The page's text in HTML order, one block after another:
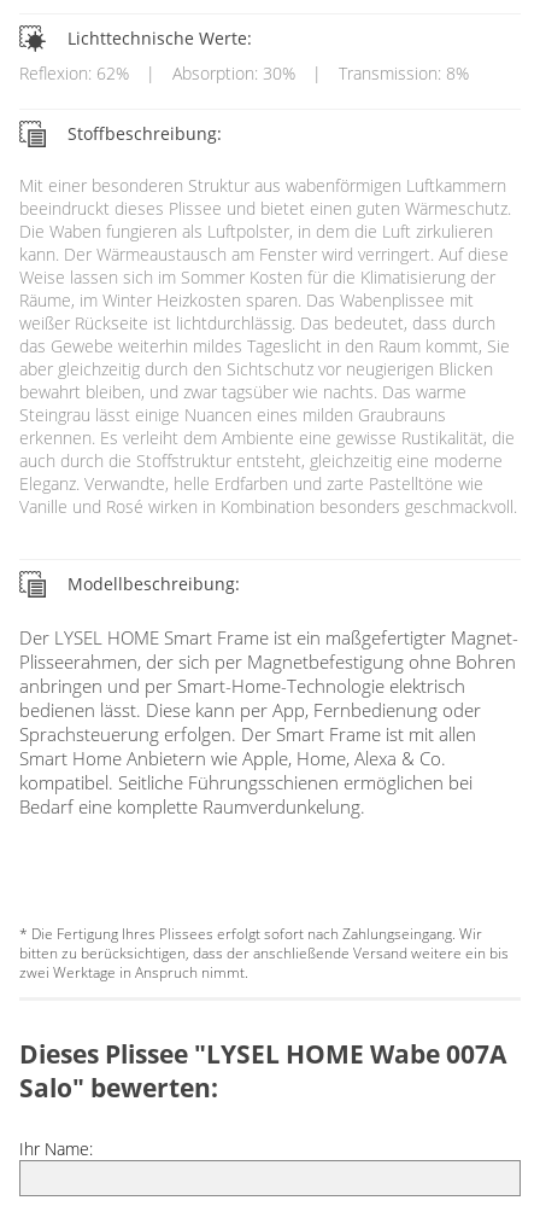
Lichttechnische Werte:
Reflexion: 62%
| Absorption: 30% | Transmission: 8%
Stoffbeschreibung:
Mit einer besonderen Struktur aus wabenförmigen Luftkammern
beeindruckt dieses Plissee und bietet einen guten Wärmeschutz.
Die Waben fungieren als Luftpolster, in dem die Luft zirkulieren
kann. Der Wärmeaustausch am Fenster wird verringert. Auf diese
Weise lassen sich im Sommer Kosten für die Klimatisierung der
Räume, im Winter Heizkosten sparen. Das Wabenplissee mit
weißer Rückseite ist lichtdurchlässig. Das bedeutet, dass durch
das Gewebe weiterhin mildes Tageslicht in den Raum kommt, Sie
aber gleichzeitig durch den Sichtschutz vor neugierigen Blicken
bewahrt bleiben, und zwar tagsüber wie nachts. Das warme
Steingrau lässt einige Nuancen eines milden Graubrauns
erkennen. Es verleiht dem Ambiente eine gewisse Rustikalität, die
auch durch die Stoffstruktur entsteht, gleichzeitig eine moderne
Eleganz. Verwandte, helle Erdfarben und zarte Pastelltöne wie
Vanille und Rosé wirken in Kombination besonders geschmackvoll.
Modellbeschreibung:
Der LYSEL HOME Smart Frame ist ein maßgefertigter Magnet-
Plisseerahmen, der sich per Magnetbefestigung ohne Bohren
anbringen und per Smart-Home-Technologie elektrisch
bedienen lässt. Diese kann per App, Fernbedienung oder
Sprachsteuerung erfolgen. Der Smart Frame ist mit allen
Smart Home Anbietern wie Apple, Home, Alexa & Co.
kompatibel. Seitliche Führungsschienen ermöglichen bei
Bedarf eine komplette Raumverdunkelung.
* Die Fertigung Ihres Plissees erfolgt sofort nach Zahlungseingang. Wir
bitten zu berücksichtigen, dass der anschließende Versand weitere ein bis
zwei Werktage in Anspruch nimmt.
Dieses Plissee "LYSEL HOME Wabe 007A
Salo" bewerten:
Ihr Name: